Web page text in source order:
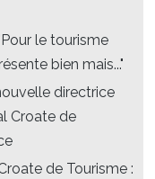
le tourisme
bien mais..."
directrice
Croate de
de Tourisme :